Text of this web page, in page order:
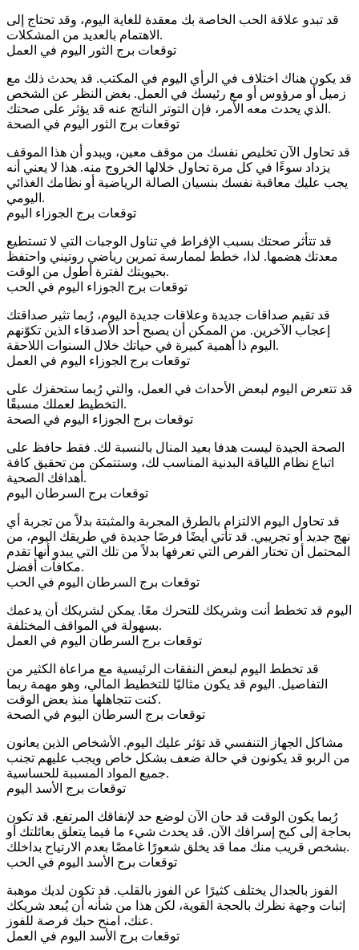
قد تبدو علاقة الحب الخاصة بك معقدة للغاية اليوم، وقد تحتاج إلى
الاهتمام بالعديد من المشكلات.
توقعات برج الثور اليوم في العمل
قد يكون هناك اختلاف في الرأي اليوم في المكتب. قد يحدث ذلك مع
زميل أو مرؤوس أو مع رئيسك في العمل. بغض النظر عن الشخص
الذي يحدث معه الأمر، فإن التوتر الناتج عنه قد يؤثر على صحتك.
توقعات برج الثور اليوم في الصحة
قد تحاول الآن تخليص نفسك من موقف معين، ويبدو أن هذا الموقف
يزداد سوءًا في كل مرة تحاول خلالها الخروج منه. هذا لا يعني أنه
يجب عليك معاقبة نفسك بنسيان الصالة الرياضية أو نظامك الغذائي
اليومي.
توقعات برج الجوزاء اليوم
قد تتأثر صحتك بسبب الإفراط في تناول الوجبات التي لا تستطيع
معدتك هضمها. لذا، خطط لممارسة تمرين رياضي روتيني واحتفظ
بحيويتك لفترة أطول من الوقت.
توقعات برج الجوزاء اليوم في الحب
قد تقيم صداقات جديدة وعلاقات جديدة اليوم، رُبما تثير صداقتك
إعجاب الآخرين. من الممكن أن يصبح أحد الأصدقاء الذين تكوّنهم
اليوم ذا أهمية كبيرة في حياتك خلال السنوات اللاحقة.
توقعات برج الجوزاء اليوم في العمل
قد تتعرض اليوم لبعض الأحداث في العمل، والتي رُبما ستحفزك على
التخطيط لعملك مسبقًا.
توقعات برج الجوزاء اليوم في الصحة
الصحة الجيدة ليست هدفا بعيد المنال بالنسبة لك. فقط حافظ على
اتباع نظام اللياقة البدنية المناسب لك، وستتمكن من تحقيق كافة
أهدافك الصحية.
توقعات برج السرطان اليوم
قد تحاول اليوم الالتزام بالطرق المجربة والمثبتة بدلاً من تجربة أي
نهج جديد أو تجريبي. قد تأتي أيضًا فرصًا جديدة في طريقك اليوم، من
المحتمل أن تختار الفرص التي تعرفها بدلاً من تلك التي يبدو أنها تقدم
مكافآت أفضل.
توقعات برج السرطان اليوم في الحب
اليوم قد تخطط أنت وشريكك للتحرك معًا. يمكن لشريكك أن يدعمك
بسهولة في المواقف المختلفة.
توقعات برج السرطان اليوم في العمل
قد تخطط اليوم لبعض النفقات الرئيسية مع مراعاة الكثير من
التفاصيل. اليوم قد يكون مثاليًا للتخطيط المالي، وهو مهمة ربما
كنت تتجاهلها منذ بعض الوقت.
توقعات برج السرطان اليوم في الصحة
مشاكل الجهاز التنفسي قد تؤثر عليك اليوم. الأشخاص الذين يعانون
من الربو قد يكونون في حالة ضعف بشكل خاص ويجب عليهم تجنب
جميع المواد المسببة للحساسية.
توقعات برج الأسد اليوم
رُبما يكون الوقت قد حان الآن لوضع حد لإنفاقك المرتفع. قد تكون
بحاجة إلى كبح إسرافك الآن. قد يحدث شيء ما فيما يتعلق بعائلتك أو
بشخص قريب منك مما قد يخلق شعورًا غامضًا بعدم الارتياح بداخلك.
توقعات برج الأسد اليوم في الحب
الفوز بالجدال يختلف كثيرًا عن الفوز بالقلب. قد تكون لديك موهبة
إثبات وجهة نظرك بالحجة القوية، لكن هذا من شأنه أن يُبعد شريكك
عنك، امنح حبك فرصة للفوز.
توقعات برج الأسد اليوم في العمل